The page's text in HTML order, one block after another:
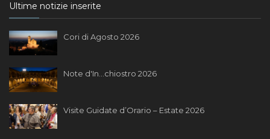
Ultime notizie inserite
Cori di Agosto 2026
Note d'In...chiostro 2026
Visite Guidate d’Orario – Estate 2026